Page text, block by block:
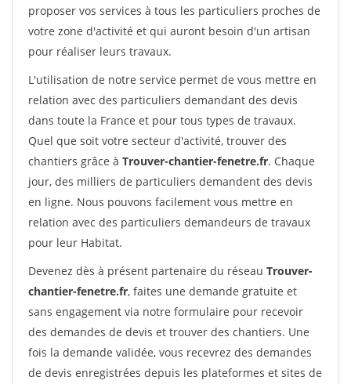
proposer vos services à tous les particuliers proches de
votre zone d'activité et qui auront besoin d'un artisan
pour réaliser leurs travaux.
L'utilisation de notre service permet de vous mettre en
relation avec des particuliers demandant des devis
dans toute la France et pour tous types de travaux.
Quel que soit votre secteur d'activité, trouver des
chantiers grâce à Trouver-chantier-fenetre.fr. Chaque
jour, des milliers de particuliers demandent des devis
en ligne. Nous pouvons facilement vous mettre en
relation avec des particuliers demandeurs de travaux
pour leur Habitat.
Devenez dès à présent partenaire du réseau Trouver-
chantier-fenetre.fr, faites une demande gratuite et
sans engagement via notre formulaire pour recevoir
des demandes de devis et trouver des chantiers. Une
fois la demande validée, vous recevrez des demandes
de devis enregistrées depuis les plateformes et sites de